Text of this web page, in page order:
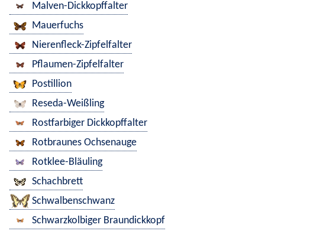
Malven-Dickkopffalter
Mauerfuchs
Nierenfleck-Zipfelfalter
Pflaumen-Zipfelfalter
Postillion
Reseda-Weißling
Rostfarbiger Dickkopffalter
Rotbraunes Ochsenauge
Rotklee-Bläuling
Schachbrett
Schwalbenschwanz
Schwarzkolbiger Braundickkopf